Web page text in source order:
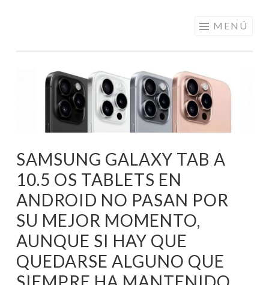
PRECIOS DE
ANDORRA
MENÚ
SAMSUNG GALAXY TAB A
10.5 OS TABLETS EN
ANDROID NO PASAN POR
SU MEJOR MOMENTO,
AUNQUE SI HAY QUE
QUEDARSE ALGUNO QUE